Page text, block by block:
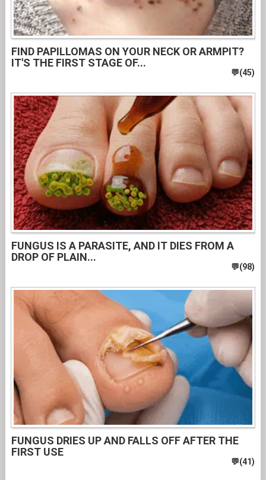
FIND PAPILLOMAS ON YOUR NECK OR ARMPIT?
IT'S THE FIRST STAGE OF...
FUNGUS IS A PARASITE, AND IT DIES FROM A
DROP OF PLAIN...
FUNGUS DRIES UP AND FALLS OFF AFTER THE
FIRST USE